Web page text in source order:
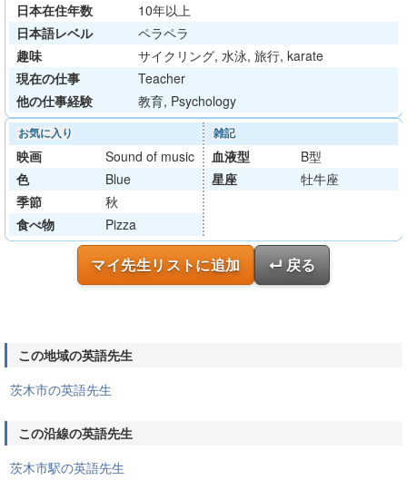
日本在住年数
10年以上
日本語レベル
ペラペラ
趣味
サイクリング, 水泳, 旅行, karate
現在の仕事
Teacher
他の仕事経験
教育, Psychology
お気に入り
映画
Sound of music
色
Blue
季節
秋
食べ物
Pizza
雑記
血液型
B型
星座
牡牛座
マイ先生リストに追加 ↵ 戻る
この地域の英語先生
茨木市の英語先生
この沿線の英語先生
茨木市駅の英語先生